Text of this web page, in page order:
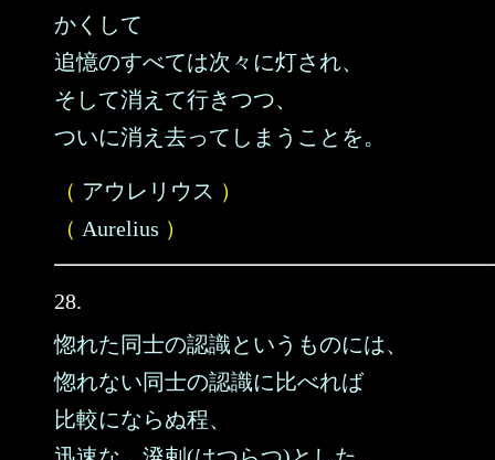
かくして
追憶のすべては次々に灯され、
そして消えて行きつつ、
ついに消え去ってしまうことを。
（ アウレリウス ）
（ Aurelius ）
28.
惚れた同士の認識というものには、
惚れない同士の認識に比べれば
比較にならぬ程、